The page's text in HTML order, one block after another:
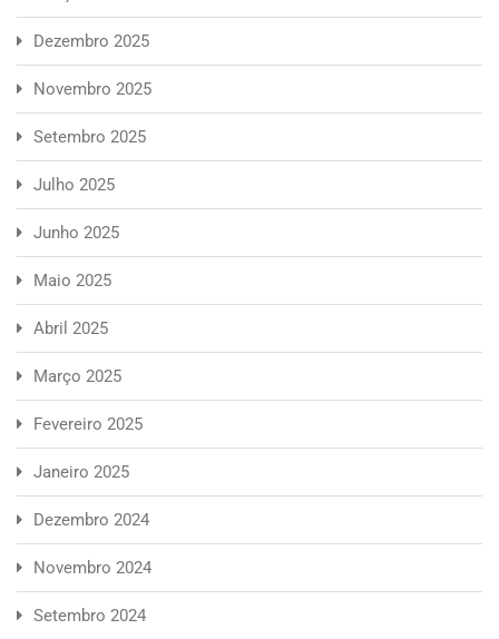
Dezembro 2025
Novembro 2025
Setembro 2025
Julho 2025
Junho 2025
Maio 2025
Abril 2025
Março 2025
Fevereiro 2025
Janeiro 2025
Dezembro 2024
Novembro 2024
Setembro 2024